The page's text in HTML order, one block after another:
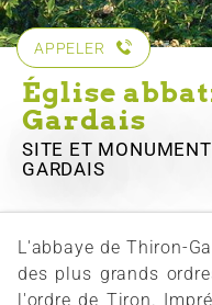
APPELER
Église
Gardais
SITE ET
GARDAIS
L'abbaye de Thiron-
des plus grands
l'ordre de Tiron.